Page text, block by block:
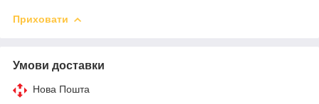
Приховати
Умови доставки
Нова Пошта